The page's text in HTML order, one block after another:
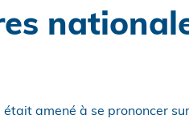
amené à se prononcer